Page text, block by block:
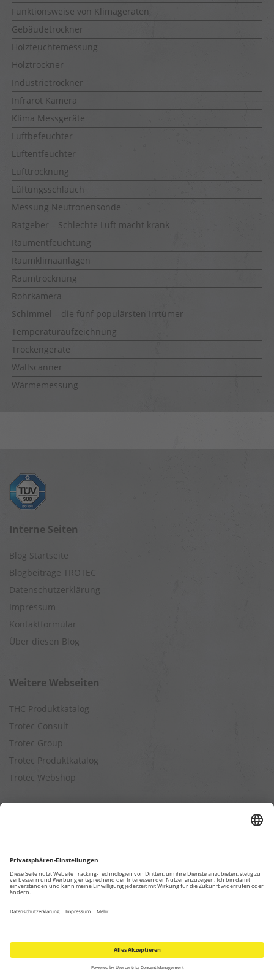
Funktionsweise von Klimageräten
Gebäudetrockner
Holzfeuchtemessung
Holztrockner
Industrietrockner
Infrarot Kamera
Klima Messgeräte
Luftbefeuchter
Luftentfeuchter
Lufttrocknung
Lüftungsschlauch
Messung Neutronensonde
Ratgeber – Schlechte Luft macht krank
Raumentfeuchtung
Raumklimaanlagen
Raumtrocknung
Rohrkamera
Schimmel – die fünf populärsten Irrtümer
Temperaturaufzeichnung
Trockengeräte
Wallscanner
Wärmemessung
Interne Seiten
Blog Startseite
Blogbeiträge TROTEC
Datenschutzerklärung
Impressum
Kontaktformular
Über diesen Blog
Weitere Webseiten
THC Produktkatalog
Trotec Consult
Trotec Group
Trotec Produktkatalog
Trotec Webshop
Entfeuchtungsleistung berechnen
Kapazitätsberechnung für Luftreiniger
Klimatisierungsleistung berechnen
Ventilationsleistung berechnen